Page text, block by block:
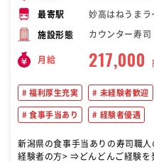
最寄駅 妙高はねうまラ
施設形態 カウンター寿司
月給 217,000
福利厚生充実 未経験者歓迎
食事手当あり 経験者優遇
新潟県の食事手当ありの寿司職人
経験者の方> ⇒どんどんご経験を